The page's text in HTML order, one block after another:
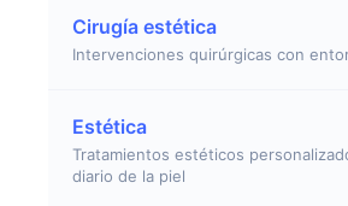
Cirugía estética
Intervenciones quirúrgicas con
Estética
Tratamientos estéticos
diario de la piel